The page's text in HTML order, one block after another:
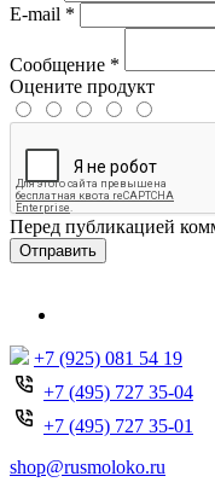
E-mail *
Сообщение *
Оцените продукт
Перед публикацией
Отправить
+7 (925) 081 54 19
+7 (495) 727 35-04
+7 (495) 727 35-01
shop@rusmoloko.ru